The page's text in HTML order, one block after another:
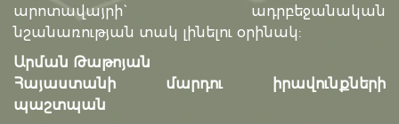
արոտավայրի` ադրբեջանական
նշանառության տակ լինելու օրինակ:
Արման Թաթոյան
Հայաստանի մարդու իրավունքների
պաշտպան